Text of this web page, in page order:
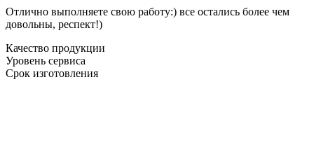
Отлично выполняете свою работу:) все остались более чем
довольны, респект!)
Качество продукции
Уровень сервиса
Срок изготовления